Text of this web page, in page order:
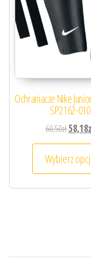
Ochraniacze Nike
SP2162-010
60,50zł58,18
Wybierz